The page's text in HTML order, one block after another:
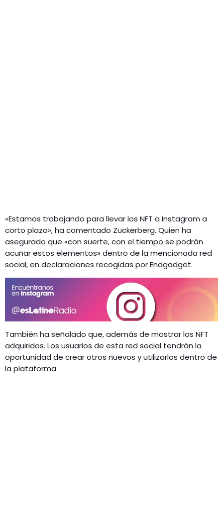
«Estamos trabajando para llevar los NFT a Instagram a
corto plazo», ha comentado Zuckerberg. Quien ha
asegurado que «con suerte, con el tiempo se podrán
acuñar estos elementos» dentro de la mencionada red
social, en declaraciones recogidas por Endgadget.
También ha señalado que, además de mostrar los NFT
adquiridos. Los usuarios de esta red social tendrán la
oportunidad de crear otros nuevos y utilizarlos dentro de
la plataforma.